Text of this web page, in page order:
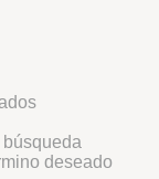
deseado